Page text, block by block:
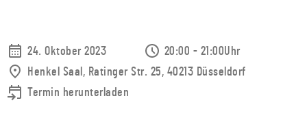
24. Oktober 2023
20:00 - 21:00Uhr
Henkel Saal, Ratinger Str. 25, 40213 Düsseldorf
Termin herunterladen